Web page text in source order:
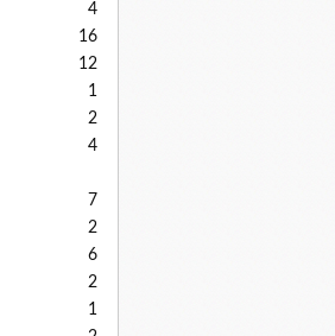
4
16
12
1
2
4
7
2
6
2
1